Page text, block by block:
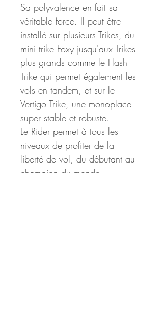
Sa polyvalence en fait sa
véritable force. Il peut être
installé sur plusieurs Trikes, du
mini trike Foxy jusqu'aux Trikes
plus grands comme le Flash
Trike qui permet également les
vols en tandem, et sur le
Vertigo Trike, une monoplace
super stable et robuste.
Le Rider permet à tous les
niveaux de profiter de la
liberté de vol, du débutant au
champion du monde.